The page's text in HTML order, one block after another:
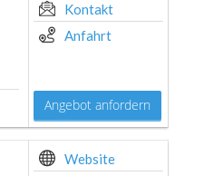
Kontakt
Anfahrt
Angebot anfordern
Website